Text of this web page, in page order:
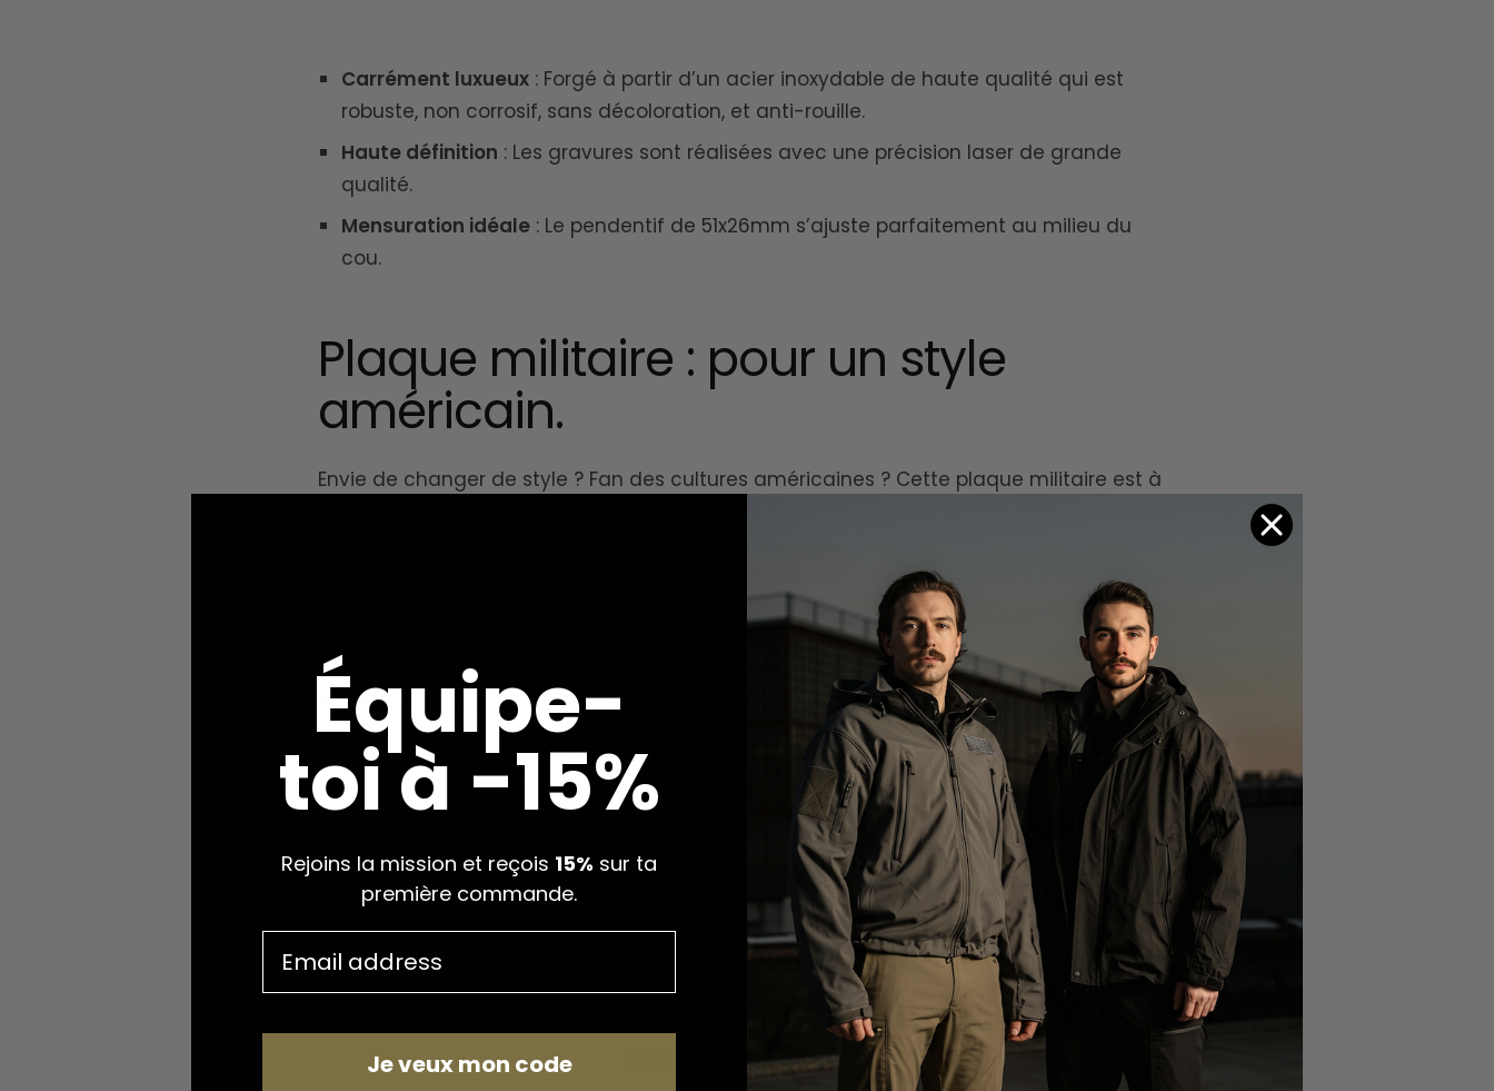
Carrément luxueux: Forgé à partir d’un acier inoxydable de haute qualité qui est
robuste, non corrosif, sans décoloration, et anti-rouille.
Haute définition : Les gravures sont réalisées avec une précision laser de grande
qualité.
Mensuration idéale: Le pendentif de 51x26mm s’ajuste parfaitement au milieu du
cou.
Plaque militaire : pour un style
américain.
Envie de changer de style ? Fan des cultures américaines ? Cette plaque militaire est à
donnera du peps à votre look
vec
Plaque en or : une plaque de qualité.
Optez pour cette plaque en ou pour ne plus à avoir en acheter plusieurs la même
année.
Cette plaque estbien résistante et vous durera longtemps.
De plus, elle est
légère, vous pouvez la porter au quotidien sans la moindre gêne. N'attendez plus et
passez commande maintenant !
Plaque militaire -
scorpion (argent)
Équipe-
toi à -15%
Rejoins la mission et reçois 15% sur ta
première commande.
Je veux mon code